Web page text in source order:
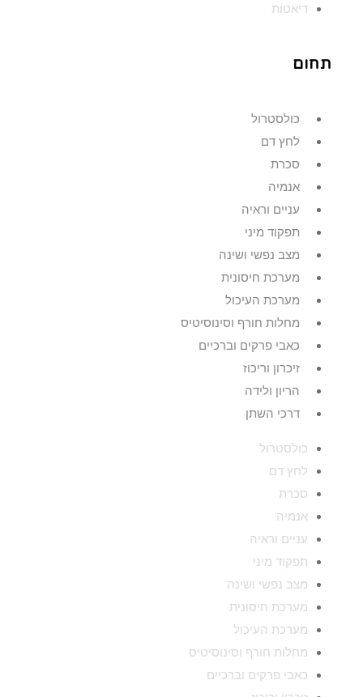
דיאטות
תחום
כולסטרול
לחץ דם
סכרת
אנמיה
עניים וראיה
תפקוד מיני
מצב נפשי ושינה
מערכת חיסונית
מערכת העיכול
מחלות חורף וסינוסיטיס
כאבי פרקים וברכיים
זיכרון וריכוז
הריון ולידה
דרכי השתן
כולסטרול
לחץ דם
סכרת
אנמיה
עניים וראיה
תפקוד מיני
מצב נפשי ושינה
מערכת חיסונית
מערכת העיכול
מחלות חורף וסינוסיטיס
כאבי פרקים וברכיים